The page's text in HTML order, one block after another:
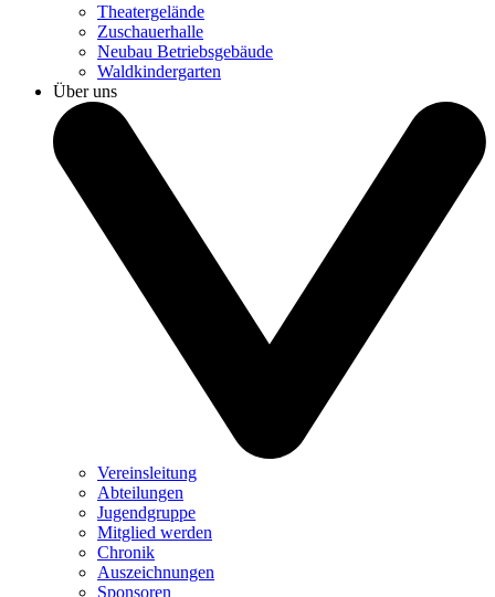
Theatergelände
Zuschauerhalle
Neubau Betriebsgebäude
Waldkindergarten
Über uns
Vereinsleitung
Abteilungen
Jugendgruppe
Mitglied werden
Chronik
Auszeichnungen
Sponsoren